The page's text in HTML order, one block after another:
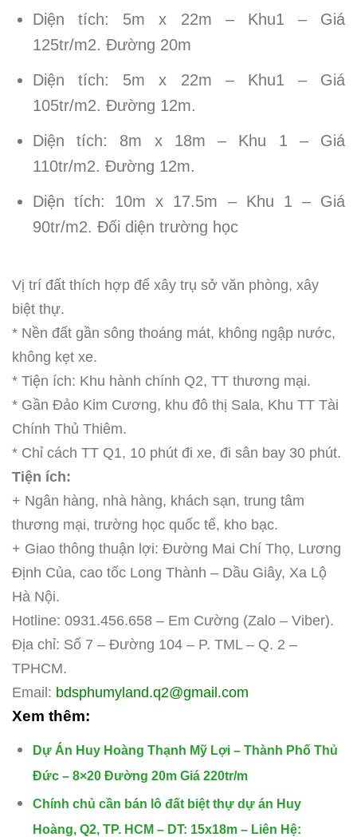
Diện tích: 5m x 22m – Khu1 – Giá
125tr/m2. Đường 20m
Diện tích: 5m x 22m – Khu1 – Giá
105tr/m2. Đường 12m.
Diện tích: 8m x 18m – Khu 1 – Giá
110tr/m2. Đường 12m.
Diện tích: 10m x 17.5m – Khu 1 – Giá
90tr/m2. Đối diện trường học
Vị trí đất thích hợp để xây trụ sở văn phòng, xây
biệt thự.
* Nền đất gần sông thoáng mát, không ngập nước,
không kẹt xe.
* Tiện ích: Khu hành chính Q2, TT thương mại.
* Gần Đảo Kim Cương, khu đô thị Sala, Khu TT Tài
Chính Thủ Thiêm.
* Chỉ cách TT Q1, 10 phút đi xe, đi sân bay 30 phút.
Tiện ích:
+ Ngân hàng, nhà hàng, khách sạn, trung tâm
thương mại, trường học quốc tế, kho bạc.
+ Giao thông thuận lợi: Đường Mai Chí Thọ, Lương
Định Của, cao tốc Long Thành – Dầu Giây, Xa Lộ
Hà Nội.
Hotline: 0931.456.658 – Em Cường (Zalo – Viber).
Địa chỉ: Số 7 – Đường 104 – P. TML – Q. 2 –
TPHCM.
Email: bdsphumyland.q2@gmail.com
Xem thêm:
Dự Án Huy Hoàng Thạnh Mỹ Lợi – Thành Phố Thủ
Đức – 8×20 Đường 20m Giá 220tr/m
Chính chủ cần bán lô đất biệt thự dự án Huy
Hoàng, Q2, TP. HCM – DT: 15x18m – Liên Hệ: